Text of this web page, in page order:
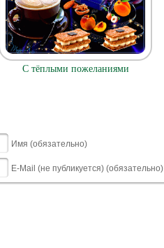
С тёплыми пожеланиями
Имя (обязательно)
E-Mail (не публикуется) (обязательно)